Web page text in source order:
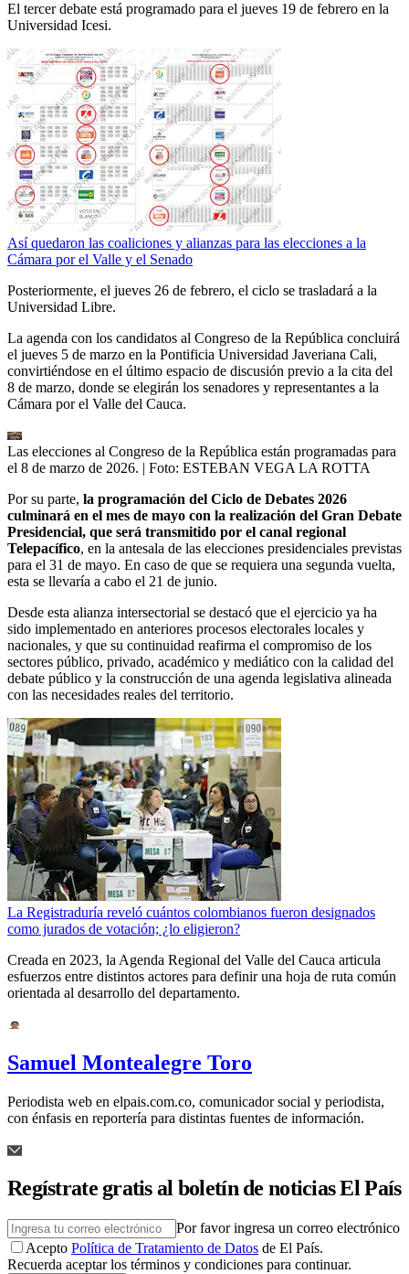
El tercer debate está programado para el jueves 19 de febrero en la
Universidad Icesi.
Así quedaron las coaliciones y alianzas para las elecciones a la
Cámara por el Valle y el Senado
Posteriormente, el jueves 26 de febrero, el ciclo se trasladará a la
Universidad Libre.
La agenda con los candidatos al Congreso de la República concluirá
el jueves 5 de marzo en la Pontificia Universidad Javeriana Cali,
convirtiéndose en el último espacio de discusión previo a la cita del
8 de marzo, donde se elegirán los senadores y representantes a la
Cámara por el Valle del Cauca.
Las elecciones al Congreso de la República están programadas para
el 8 de marzo de 2026. | Foto: ESTEBAN VEGA LA ROTTA
Por su parte, la programación del Ciclo de Debates 2026
culminará en el mes de mayo con la realización del Gran Debate
Presidencial, que será transmitido por el canal regional
Telepacífico, en la antesala de las elecciones presidenciales previstas
para el 31 de mayo. En caso de que se requiera una segunda vuelta,
esta se llevaría a cabo el 21 de junio.
Desde esta alianza intersectorial se destacó que el ejercicio ya ha
sido implementado en anteriores procesos electorales locales y
nacionales, y que su continuidad reafirma el compromiso de los
sectores público, privado, académico y mediático con la calidad del
debate público y la construcción de una agenda legislativa alineada
con las necesidades reales del territorio.
La Registraduría reveló cuántos colombianos fueron designados
como jurados de votación; ¿lo eligieron?
Creada en 2023, la Agenda Regional del Valle del Cauca articula
esfuerzos entre distintos actores para definir una hoja de ruta común
orientada al desarrollo del departamento.
Samuel Montealegre Toro
Periodista web en elpais.com.co, comunicador social y periodista,
con énfasis en reportería para distintas fuentes de información.
Regístrate gratis al boletín de noticias El País
Por favor ingresa un correo electrónico
Acepto Política de Tratamiento de Datos de El País.
Recuerda aceptar los términos y condiciones para continuar.